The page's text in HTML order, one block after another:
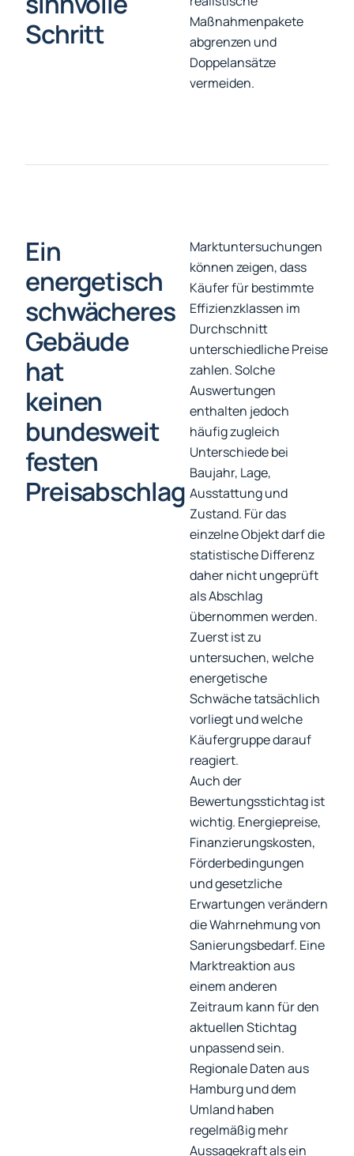
Schritt
Maßnahmenpakete
abgrenzen und
Doppelansätze
vermeiden.
Ein
energetisch
schwächeres
Gebäude
hat
keinen
bundesweit
festen
Preisabschlag
Marktuntersuchungen
können zeigen, dass
Käufer für bestimmte
Effizienzklassen im
Durchschnitt
unterschiedliche Preise
zahlen. Solche
Auswertungen
enthalten jedoch
häufig zugleich
Unterschiede bei
Baujahr, Lage,
Ausstattung und
Zustand. Für das
einzelne Objekt darf die
statistische Differenz
daher nicht ungeprüft
als Abschlag
übernommen werden.
Zuerst ist zu
untersuchen, welche
energetische
Schwäche tatsächlich
vorliegt und welche
Käufergruppe darauf
reagiert.
Auch der
Bewertungsstichtag ist
wichtig. Energiepreise,
Finanzierungskosten,
Förderbedingungen
und gesetzliche
Erwartungen verändern
die Wahrnehmung von
Sanierungsbedarf. Eine
Marktreaktion aus
einem anderen
Zeitraum kann für den
aktuellen Stichtag
unpassend sein.
Regionale Daten aus
Hamburg und dem
Umland haben
regelmäßig mehr
Aussagekraft als ein